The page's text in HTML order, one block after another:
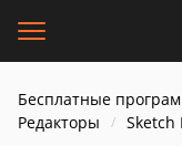
Бесплатные
Редакторы
Sketch